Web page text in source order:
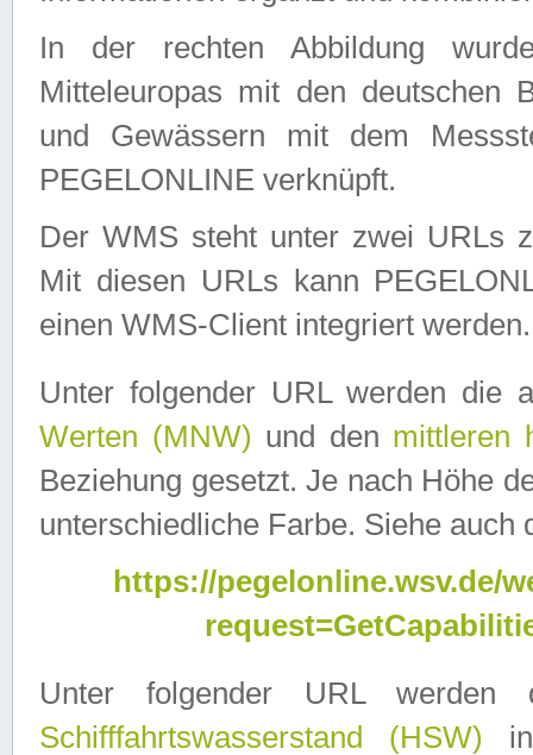
In der rechten Abbildung
Mitteleuropas mit den deutschen
und Gewässern mit dem
PEGELONLINE verknüpft.
Der WMS steht unter zwei URLs
Mit diesen URLs kann
einen WMS-Client integriert werden.
Unter folgender URL werden die
Werten (MNW) und den mittleren
Beziehung gesetzt. Je nach Höhe
unterschiedliche Farbe. Siehe auch
https://pegelonline.wsv.de/
Unter folgender URL
Schifffahrtswasserstand (HSW)